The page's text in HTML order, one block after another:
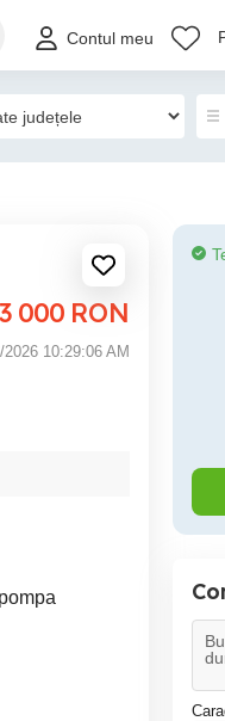
Contul meu
3 000 RON
10:29:06 AM